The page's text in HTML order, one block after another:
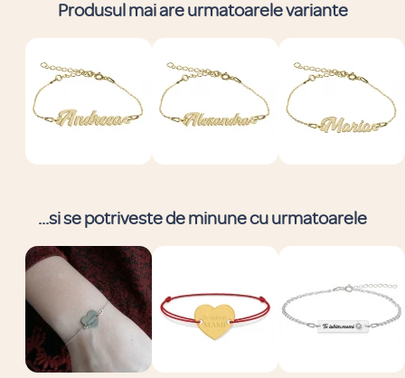
Produsul mai are urmatoarele variante
...si se potriveste de minune cu urmatoarele